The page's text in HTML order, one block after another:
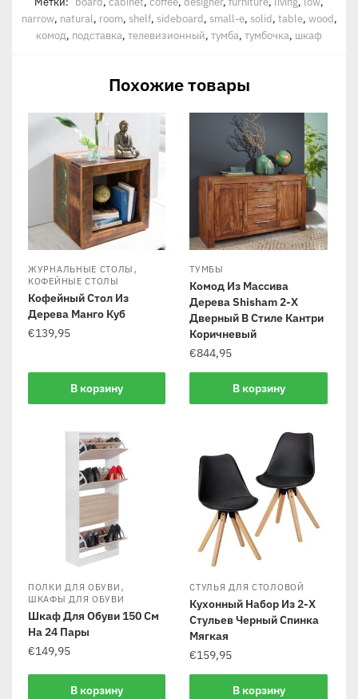
narrow, natural, room, shelf, sideboard, small-e, solid, table, wood,
комод, подставка, телевизионный, тумба, тумбочка, шкаф
Похожие товары
ЖУРНАЛЬНЫЕ СТОЛЫ ,
КОФЕЙНЫЕ СТОЛЫ
Кофейный Стол Из
Дерева Манго Куб
€139,95
В корзину
ТУМБЫ
Комод Из Массива
Дерева Shisham 2-Х
Дверный В Стиле Кантри
Коричневый
€844,95
В корзину
ПОЛКИ ДЛЯ ОБУВИ ,
ШКАФЫ ДЛЯ ОБУВИ
Шкаф Для Обуви 150 См
На 24 Пары
€149,95
В корзину
СТУЛЬЯ ДЛЯ СТОЛОВОЙ
Кухонный Набор Из 2-Х
Стульев Черный Спинка
Мягкая
€159,95
В корзину